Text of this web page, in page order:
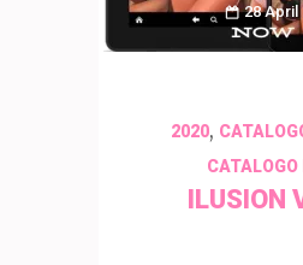
28 April
2020,
CATALOGO
ILUSION